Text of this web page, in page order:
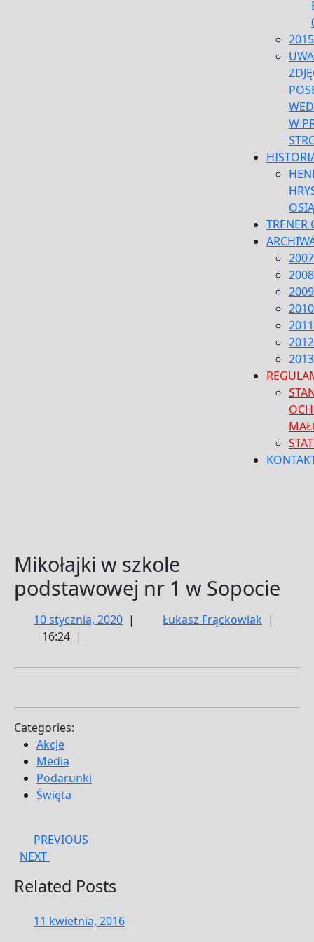
2015
W
TRENER
2007
2008
2009
2010
2011
2012
2013
Mikołajki w szkole
podstawowej nr 1 w Sopocie
10 stycznia, 202010| Łukasz Frąckowiak |
16:24 |
Categories:
Akcje
Media
Podarunki
Święta
Nawigacja
wpisu
PREVIOUS
NEXT
Related Posts
11 kwietnia, 201611